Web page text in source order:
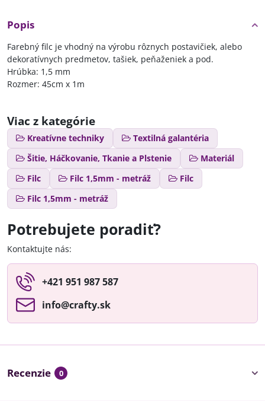
Popis
Farebný filc je vhodný na výrobu rôznych postavičiek, alebo
dekoratívnych predmetov, tašiek, peňaženiek a pod.
Hrúbka: 1,5 mm
Rozmer: 45cm x 1m
Viac z kategórie
Kreatívne techniky
Textilná galantéria
Šitie, Háčkovanie, Tkanie a Plstenie
Materiál
Filc
Filc 1,5mm - metráž
Filc
Filc 1,5mm - metráž
Potrebujete poradiť?
Kontaktujte nás:
+421 951 987 587
info​@crafty​.sk
Recenzie 0